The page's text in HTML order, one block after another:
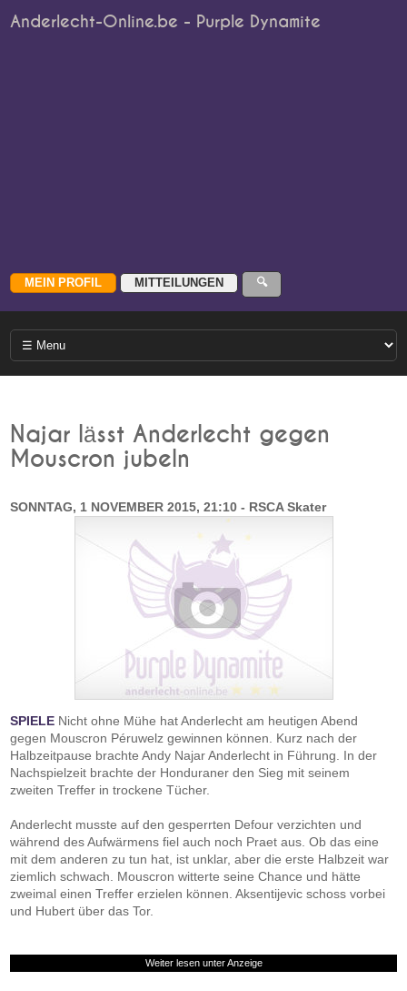
Anderlecht-Online.be - Purple Dynamite
Najar lässt Anderlecht gegen
Mouscron jubeln
SONNTAG, 1 NOVEMBER 2015, 21:10 - RSCA Skater
SPIELE Nicht ohne Mühe hat Anderlecht am heutigen Abend
gegen Mouscron Péruwelz gewinnen können. Kurz nach der
Halbzeitpause brachte Andy Najar Anderlecht in Führung. In der
Nachspielzeit brachte der Honduraner den Sieg mit seinem
zweiten Treffer in trockene Tücher.
Anderlecht musste auf den gesperrten Defour verzichten und
während des Aufwärmens fiel auch noch Praet aus. Ob das eine
mit dem anderen zu tun hat, ist unklar, aber die erste Halbzeit war
ziemlich schwach. Mouscron witterte seine Chance und hätte
zweimal einen Treffer erzielen können. Aksentijevic schoss vorbei
und Hubert über das Tor.
Weiter lesen unter Anzeige